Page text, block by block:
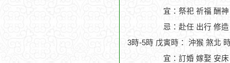
宜：祭祀 祈福 酬
忌：赴任 出行 修造
3時-5時 戊寅時： 沖猴 煞北
宜：訂婚 嫁娶 安